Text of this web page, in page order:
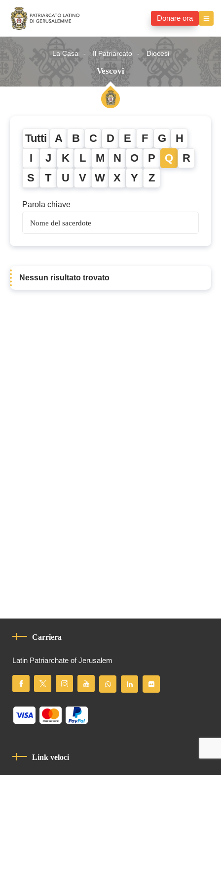
Donare ora
La Casa Il Patriarcato Diocesi
Vescovi
Tutti A B C D E F G H
I J K L M N O P Q R
S T U V W X Y Z
Parola chiave
Vescovi
Nessun risultato trovato
Carriera
Latin Patriarchate of Jerusalem
Link veloci